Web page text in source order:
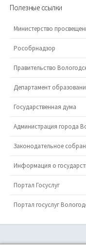
Полезные ссылки
Министерство
Рособрнадзор
Правительство
Департамент
Государственная дума
Администрация города
Законодательное
Информация о
Портал Госуслуг
Портал госуслуг